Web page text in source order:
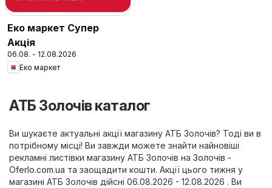
Еко маркет Супер
Акція
06.08. - 12.08.2026
Еко маркет
АТБ Золочів каталог
Ви шукаєте актуальні акції магазину АТБ Золочів? Тоді ви в
потрібному місці! Ви завжди можете знайти найновіші
рекламні листівки магазину АТБ Золочів на Золочів -
Oferlo.com.ua та заощадити кошти. Акції цього тижня у
магазині АТБ Золочів дійсні 06.08.2026 - 12.08.2026 . Ви